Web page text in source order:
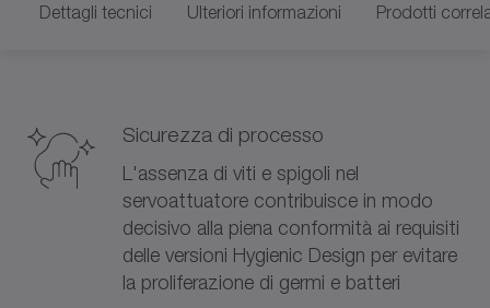
Dettagli tecnici Ulteriori informazioni Prodotti
Sicurezza di processo
L'assenza di viti e spigoli nel
servoattuatore contribuisce in modo
decisivo alla piena conformità ai requisiti
delle versioni Hygienic Design per evitare
la proliferazione di germi e batteri